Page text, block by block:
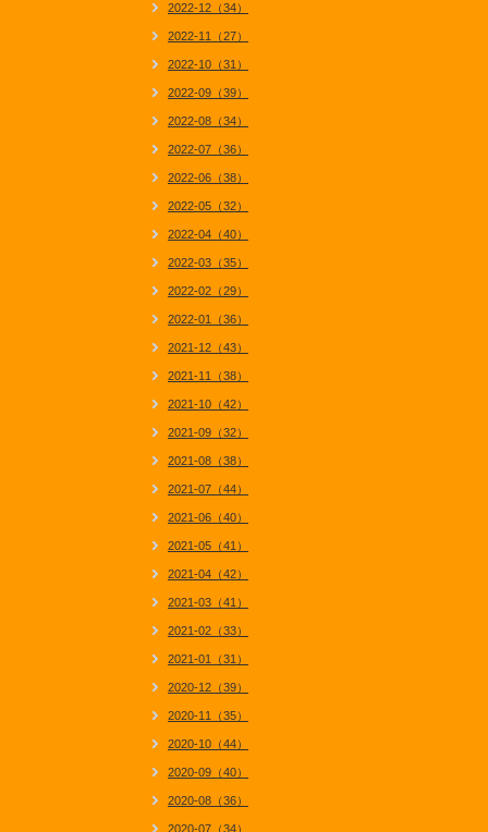
2022-12（34）
2022-11（27）
2022-10（31）
2022-09（39）
2022-08（34）
2022-07（36）
2022-06（38）
2022-05（32）
2022-04（40）
2022-03（35）
2022-02（29）
2022-01（36）
2021-12（43）
2021-11（38）
2021-10（42）
2021-09（32）
2021-08（38）
2021-07（44）
2021-06（40）
2021-05（41）
2021-04（42）
2021-03（41）
2021-02（33）
2021-01（31）
2020-12（39）
2020-11（35）
2020-10（44）
2020-09（40）
2020-08（36）
2020-07（34）